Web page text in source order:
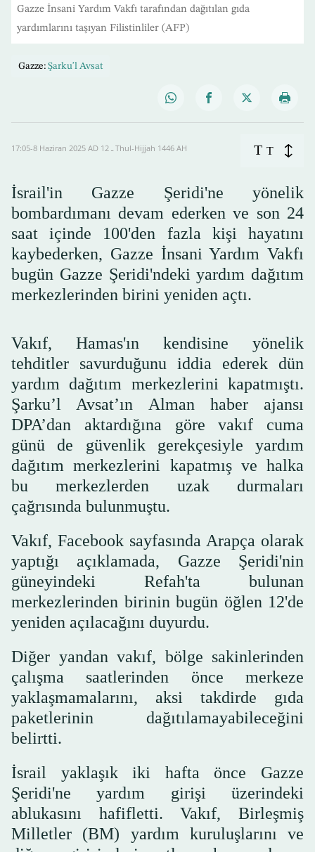
Gazze İnsani Yardım Vakfı tarafından dağıtılan gıda
yardımlarını taşıyan Filistinliler (AFP)
Gazze: Şarku'l Avsat
17:05-8 Haziran 2025 AD ـ 12 Thul-Hijjah 1446 AH T T
İsrail'in Gazze Şeridi'ne yönelik
bombardımanı devam ederken ve son 24
saat içinde 100'den fazla kişi hayatını
kaybederken, Gazze İnsani Yardım Vakfı
bugün Gazze Şeridi'ndeki yardım dağıtım
merkezlerinden birini yeniden açtı.
Vakıf, Hamas'ın kendisine yönelik
tehditler savurduğunu iddia ederek dün
yardım dağıtım merkezlerini kapatmıştı.
Şarku’l Avsat’ın Alman haber ajansı
DPA’dan aktardığına göre vakıf cuma
günü de güvenlik gerekçesiyle yardım
dağıtım merkezlerini kapatmış ve halka
bu merkezlerden uzak durmaları
çağrısında bulunmuştu.
Vakıf, Facebook sayfasında Arapça olarak
yaptığı açıklamada, Gazze Şeridi'nin
güneyindeki Refah'ta bulunan
merkezlerinden birinin bugün öğlen 12'de
yeniden açılacağını duyurdu.
Diğer yandan vakıf, bölge sakinlerinden
çalışma saatlerinden önce merkeze
yaklaşmamalarını, aksi takdirde gıda
paketlerinin dağıtılamayabileceğini
belirtti.
İsrail yaklaşık iki hafta önce Gazze
Şeridi'ne yardım girişi üzerindeki
ablukasını hafifletti. Vakıf, Birleşmiş
Milletler (BM) yardım kuruluşlarını ve